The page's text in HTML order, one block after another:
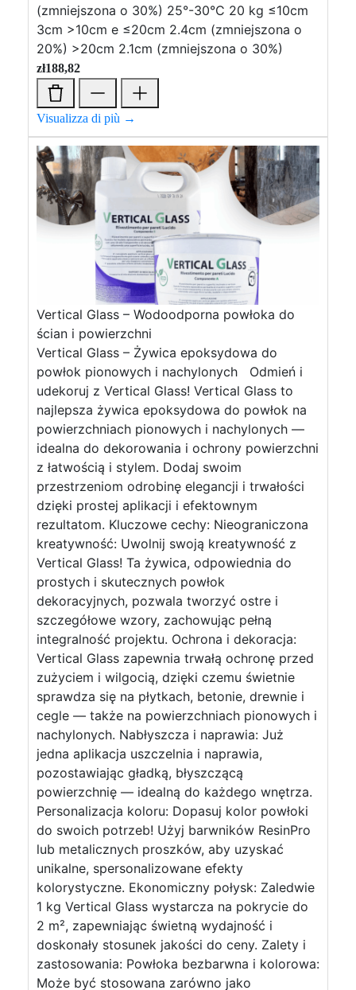
(zmniejszona o 30%) 25°-30°C 20 kg ≤10cm
3cm >10cm e ≤20cm 2.4cm (zmniejszona o
20%) >20cm 2.1cm (zmniejszona o 30%)
zł188,82
Visualizza di più →
Vertical Glass – Wodoodporna powłoka do
ścian i powierzchni
Vertical Glass – Żywica epoksydowa do
powłok pionowych i nachylonych Odmień i
udekoruj z Vertical Glass! Vertical Glass to
najlepsza żywica epoksydowa do powłok na
powierzchniach pionowych i nachylonych —
idealna do dekorowania i ochrony powierzchni
z łatwością i stylem. Dodaj swoim
przestrzeniom odrobinę elegancji i trwałości
dzięki prostej aplikacji i efektownym
rezultatom. Kluczowe cechy: Nieograniczona
kreatywność: Uwolnij swoją kreatywność z
Vertical Glass! Ta żywica, odpowiednia do
prostych i skutecznych powłok
dekoracyjnych, pozwala tworzyć ostre i
szczegółowe wzory, zachowując pełną
integralność projektu. Ochrona i dekoracja:
Vertical Glass zapewnia trwałą ochronę przed
zużyciem i wilgocią, dzięki czemu świetnie
sprawdza się na płytkach, betonie, drewnie i
cegle — także na powierzchniach pionowych i
nachylonych. Nabłyszcza i naprawia: Już
jedna aplikacja uszczelnia i naprawia,
pozostawiając gładką, błyszczącą
powierzchnię — idealną do każdego wnętrza.
Personalizacja koloru: Dopasuj kolor powłoki
do swoich potrzeb! Użyj barwników ResinPro
lub metalicznych proszków, aby uzyskać
unikalne, spersonalizowane efekty
kolorystyczne. Ekonomiczny połysk: Zaledwie
1 kg Vertical Glass wystarcza na pokrycie do
2 m², zapewniając świetną wydajność i
doskonały stosunek jakości do ceny. Zalety i
zastosowania: Powłoka bezbarwna i kolorowa:
Może być stosowana zarówno jako